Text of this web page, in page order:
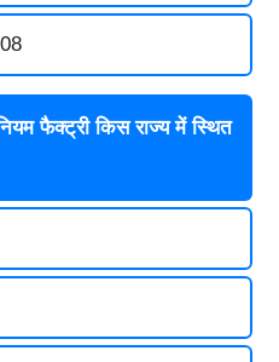
फैक्ट्री किस राज्य में स्थित